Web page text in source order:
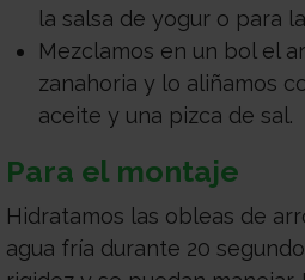
la salsa de yogur o para
Mezclamos en un bol el
zanahoria y lo aliñamos
aceite y una pizca de sal.
Para el montaje
Hidratamos las obleas de
agua fría durante 20